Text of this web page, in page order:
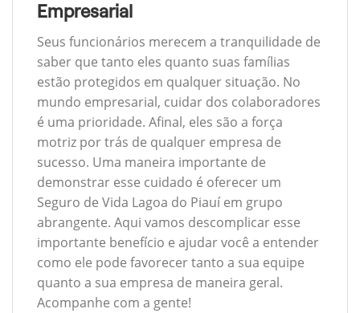
Empresarial
Seus funcionários merecem a tranquilidade de
saber que tanto eles quanto suas famílias
estão protegidos em qualquer situação. No
mundo empresarial, cuidar dos colaboradores
é uma prioridade. Afinal, eles são a força
motriz por trás de qualquer empresa de
sucesso. Uma maneira importante de
demonstrar esse cuidado é oferecer um
Seguro de Vida Lagoa do Piauí em grupo
abrangente. Aqui vamos descomplicar esse
importante benefício e ajudar você a entender
como ele pode favorecer tanto a sua equipe
quanto a sua empresa de maneira geral.
Acompanhe com a gente!